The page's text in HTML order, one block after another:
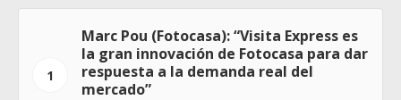
1
Marc Pou (Fotocasa): “Visita Express es
la gran innovación de Fotocasa para dar
respuesta a la demanda real del
mercado”